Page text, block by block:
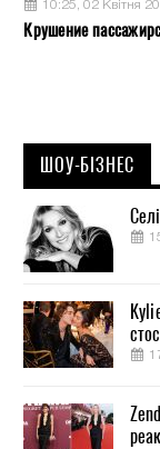
10:25, 02 Квітня
Крушение
ШОУ-БІЗНЕС